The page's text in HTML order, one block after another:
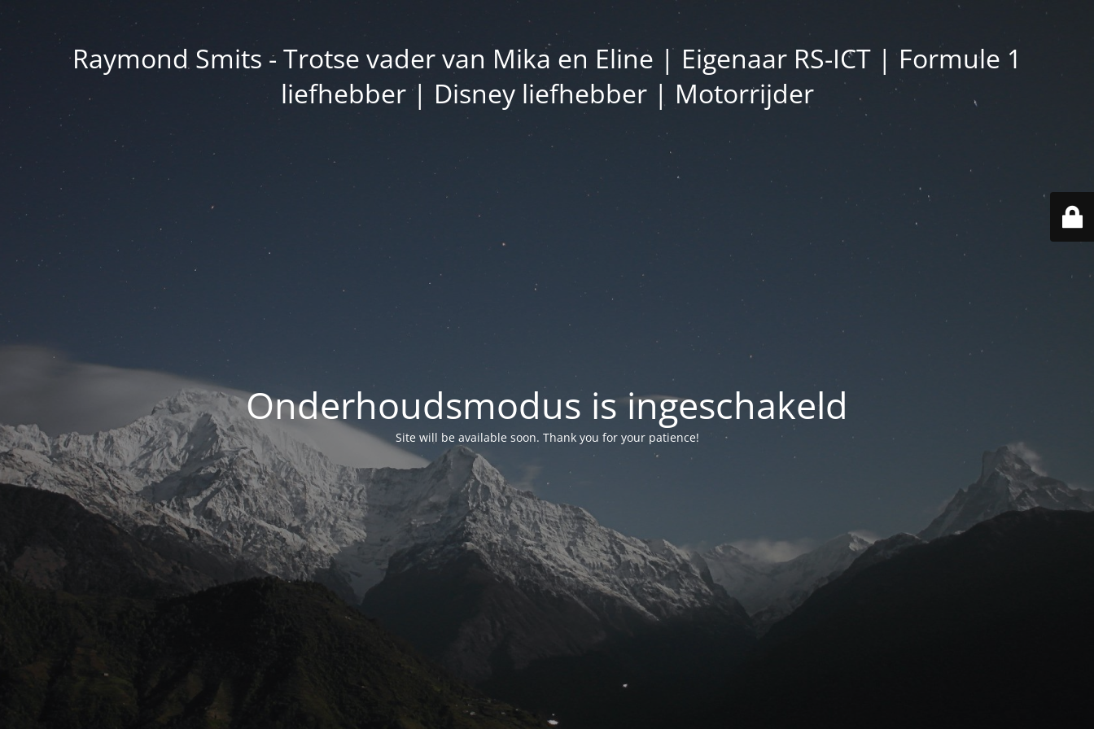
Raymond Smits - Trotse vader van Mika en Eline | Eigenaar RS-ICT | Formule 1
liefhebber | Disney liefhebber | Motorrijder
Onderhoudsmodus is ingeschakeld
Site will be available soon. Thank you for your patience!